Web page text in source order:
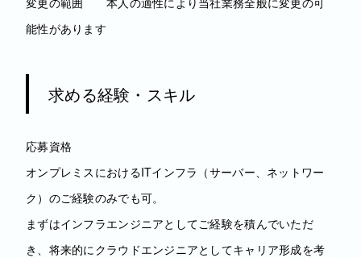
能性があります
求める経験・スキル
応募資格
オンプレミスにおけるITインフラ（サーバー、ネットワー
ク）のご経験のみでも可。
まずはインフラエンジニアとしてご経験を積んでいただ
き、将来的にクラウドエンジニアとしてキャリア形成を考